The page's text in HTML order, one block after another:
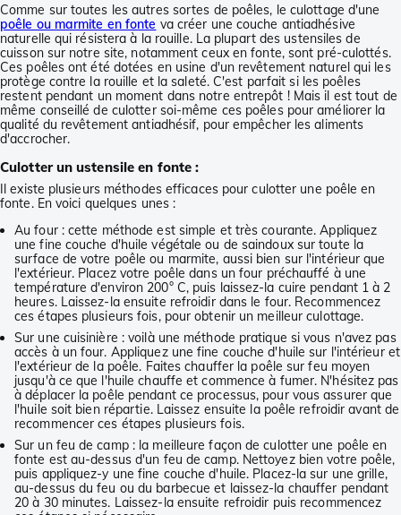
Comme sur toutes les autres sortes de poêles, le culottage d'une
poêle ou marmite en fonte va créer une couche antiadhésive
naturelle qui résistera à la rouille. La plupart des ustensiles de
cuisson sur notre site, notamment ceux en fonte, sont pré-culottés.
Ces poêles ont été dotées en usine d'un revêtement naturel qui les
protège contre la rouille et la saleté. C'est parfait si les poêles
restent pendant un moment dans notre entrepôt ! Mais il est tout de
même conseillé de culotter soi-même ces poêles pour améliorer la
qualité du revêtement antiadhésif, pour empêcher les aliments
d'accrocher.
Culotter un ustensile en fonte :
Il existe plusieurs méthodes efficaces pour culotter une poêle en
fonte. En voici quelques unes :
Au four : cette méthode est simple et très courante. Appliquez
une fine couche d'huile végétale ou de saindoux sur toute la
surface de votre poêle ou marmite, aussi bien sur l'intérieur que
l'extérieur. Placez votre poêle dans un four préchauffé à une
température d'environ 200° C, puis laissez-la cuire pendant 1 à 2
heures. Laissez-la ensuite refroidir dans le four. Recommencez
ces étapes plusieurs fois, pour obtenir un meilleur culottage.
Sur une cuisinière : voilà une méthode pratique si vous n'avez pas
accès à un four. Appliquez une fine couche d'huile sur l'intérieur et
l'extérieur de la poêle. Faites chauffer la poêle sur feu moyen
jusqu'à ce que l'huile chauffe et commence à fumer. N'hésitez pas
à déplacer la poêle pendant ce processus, pour vous assurer que
l'huile soit bien répartie. Laissez ensuite la poêle refroidir avant de
recommencer ces étapes plusieurs fois.
Sur un feu de camp : la meilleure façon de culotter une poêle en
fonte est au-dessus d'un feu de camp. Nettoyez bien votre poêle,
puis appliquez-y une fine couche d'huile. Placez-la sur une grille,
au-dessus du feu ou du barbecue et laissez-la chauffer pendant
20 à 30 minutes. Laissez-la ensuite refroidir puis recommencez